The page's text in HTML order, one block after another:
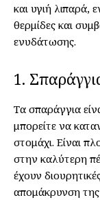
και υγιή λιπαρά,
θερμίδες και
ενυδάτωσης.
1.
Τα σπαράγγια
μπορείτε να
στομάχι. Είναι
στην καλύτερη
έχουν
απομάκρυνση